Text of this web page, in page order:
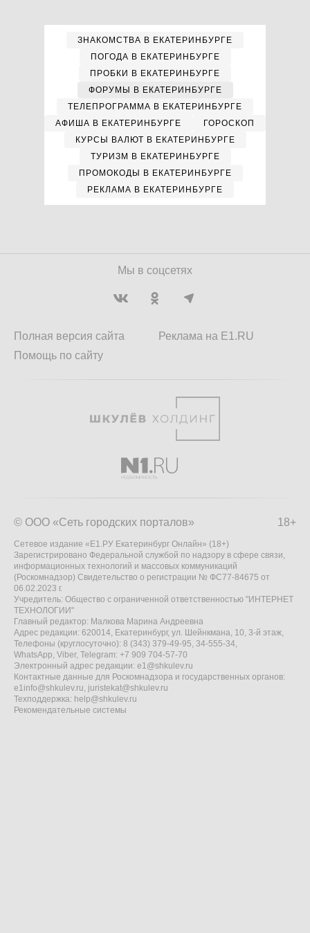
ЗНАКОМСТВА В ЕКАТЕРИНБУРГЕ
ПОГОДА В ЕКАТЕРИНБУРГЕ
ПРОБКИ В ЕКАТЕРИНБУРГЕ
ФОРУМЫ В ЕКАТЕРИНБУРГЕ
ТЕЛЕПРОГРАММА В ЕКАТЕРИНБУРГЕ
АФИША В ЕКАТЕРИНБУРГЕ
ГОРОСКОП
КУРСЫ ВАЛЮТ В ЕКАТЕРИНБУРГЕ
ТУРИЗМ В ЕКАТЕРИНБУРГЕ
ПРОМОКОДЫ В ЕКАТЕРИНБУРГЕ
РЕКЛАМА В ЕКАТЕРИНБУРГЕ
Мы в соцсетях
Полная версия сайта
Помощь по сайту
Реклама на E1.RU
18+
© ООО «Сеть городских порталов»
Сетевое издание «Е1.РУ Екатеринбург Онлайн» (18+)
Зарегистрировано Федеральной службой по надзору в сфере связи,
информационных технологий и массовых коммуникаций
(Роскомнадзор) Свидетельство о регистрации № ФС77-84675 от
06.02.2023 г.
Учредитель: Общество с ограниченной ответственностью "ИНТЕРНЕТ
ТЕХНОЛОГИИ"
Главный редактор: Малкова Марина Андреевна
Адрес редакции: 620014, Екатеринбург, ул. Шейнкмана, 10, 3-й этаж,
Телефоны (круглосуточно): 8 (343) 379-49-95, 34-555-34,
WhatsApp, Viber, Telegram: +7 909 704-57-70
Электронный адрес редакции: e1@shkulev.ru
Контактные данные для Роскомнадзора и государственных органов:
e1info@shkulev.ru, juristekat@shkulev.ru
Техподдержка: help@shkulev.ru
Рекомендательные системы